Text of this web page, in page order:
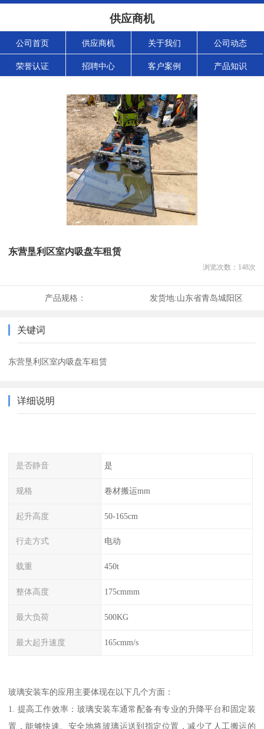
供应商机
公司首页 供应商机 关于我们 公司动态
荣誉认证 招聘中心 客户案例 产品知识
东营垦利区室内吸盘车租赁
浏览次数： 148次
产品规格： 发货地:山东省青岛城阳区
关键词
东营垦利区室内吸盘车租赁
详细说明
是否静音 是
规格 卷材搬运mm
起升高度 50-165cm
行走方式 电动
载重 450t
整体高度 175cmmm
最大负荷 500KG
最大起升速度 165cmm/s
玻璃安装车的应用主要体现在以下几个方面：
1. 提高工作效率：玻璃安装车通常配备有专业的升降平台和固定装
置，能够快速、安全地将玻璃运送到指定位置，减少了人工搬运的